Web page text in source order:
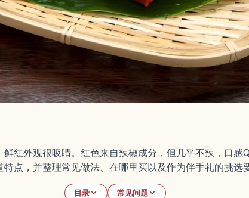
红外观很吸睛。红色来自辣椒成分，但几乎不辣，口感
点，并整理常见做法、在哪里买以及作为伴手礼的挑选
目录 常见问题